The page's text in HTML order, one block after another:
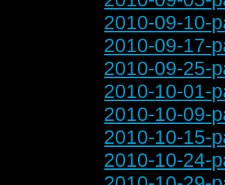
2010-09-10-
2010-09-17-
2010-09-25-
2010-10-01-
2010-10-09-
2010-10-15-
2010-10-24-